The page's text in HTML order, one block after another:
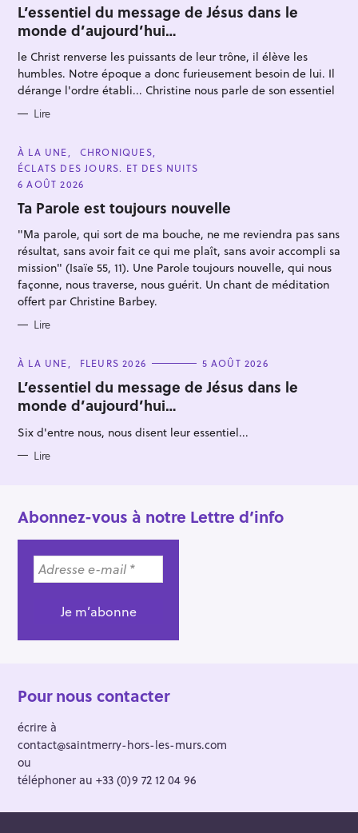
T
E
G
O
R
I
E
S
L’essentiel du message de Jésus dans le
monde d’aujourd’hui…
le Christ renverse les puissants de leur trône, il élève les
humbles. Notre époque a donc furieusement besoin de lui. Il
dérange l'ordre établi... Christine nous parle de son essentiel
Lire
C
A
T
E
O
R
E
À LA UNE
CHRONIQUES
ÉCLATS DES JOURS. ET DES NUITS
6 AOÛT 2026
Ta Parole est toujours nouvelle
"Ma parole, qui sort de ma bouche, ne me reviendra pas sans
résultat, sans avoir fait ce qui me plaît, sans avoir accompli sa
mission" (Isaïe 55, 11). Une Parole toujours nouvelle, qui nous
façonne, nous traverse, nous guérit. Un chant de méditation
offert par Christine Barbey.
Lire
C
T
E
G
O
I
S
À LA UNE FLEURS 2026 5 AOÛT 2026
L’essentiel du message de Jésus dans le
monde d’aujourd’hui…
Six d'entre nous, nous disent leur essentiel...
Lire
Abonnez-vous à notre Lettre d’info
Pour nous contacter
écrire à
contact@saintmerry-hors-les-murs.com
ou
téléphoner au +33 (0)9 72 12 04 96